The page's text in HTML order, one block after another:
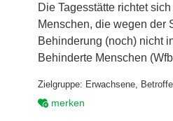
Die Tagesstätte richtet
Menschen, die wegen der
Behinderung (noch) nicht
Behinderte Menschen
Zielgruppe: Erwachsene
merken